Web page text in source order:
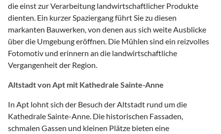
die einst zur Verarbeitung landwirtschaftlicher Produkte
dienten. Ein kurzer Spaziergang führt Sie zu diesen
markanten Bauwerken, von denen aus sich weite Ausblicke
über die Umgebung eröffnen. Die Mühlen sind ein reizvolles
Fotomotiv und erinnern an die landwirtschaftliche
Vergangenheit der Region.
Altstadt von Apt mit Kathedrale Sainte-Anne
In Apt lohnt sich der Besuch der Altstadt rund um die
Kathedrale Sainte-Anne. Die historischen Fassaden,
schmalen Gassen und kleinen Plätze bieten eine